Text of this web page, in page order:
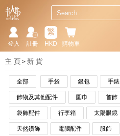
購物車
繁
HKD
註冊
登入
主 頁 新 貨
全部 手袋 銀包 手錶
飾物及其他配件 圍巾 首飾
袋飾配件 行李箱 太陽眼鏡
天然鑽飾 電腦配件 服飾